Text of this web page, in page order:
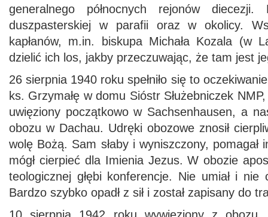
generalnego północnych rejonów diecezji.
duszpasterskiej w parafii oraz w okolicy.
kapłanów, m.in. biskupa Michała Kozala (w
dzielić ich los, jakby przeczuwając, że tam jest
26 sierpnia 1940 roku spełniło się to
ks. Grzymałę w domu Sióstr Służebniczek
uwięziony początkowo w Sachsenhausen, a
obozu w Dachau. Udręki obozowe znosił
wolę Bożą. Sam słaby i wyniszczony, pomagał
mógł cierpieć dla Imienia Jezus. W obozie
teologicznej głębi konferencje. Nie umiał i nie
Bardzo szybko opadł z sił i został zapisany do